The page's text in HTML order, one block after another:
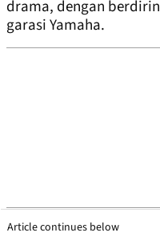
drama, dengan
garasi Yamaha.
Article continues below